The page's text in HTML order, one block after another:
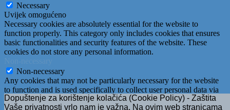
Dopuštenje za korištenje kolačića (Cookie Policy) - Zaštita
Vaše privatnosti vrlo nam je važna. Na ovim web stranicama
Necessary
Uvijek omogućeno
Necessary cookies are absolutely essential for the website to
function properly. This category only includes cookies that ensures
basic functionalities and security features of the website. These
cookies do not store any personal information.
Non-necessary
Any cookies that may not be particularly necessary for the website
to function and is used specifically to collect user personal data via
analytics, ads, other embedded contents are termed as non-necessary
cookies. It is mandatory to procure user consent prior to running